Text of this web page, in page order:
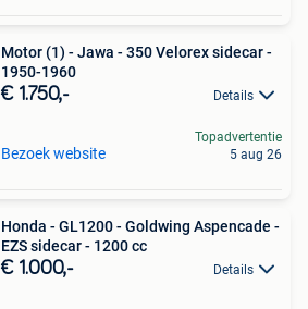
Motor (1) - Jawa - 350 Velorex sidecar -
1950-1960
€ 1.750,- Details
Bezoek website
Topadvertentie
5 aug 26
Honda - GL1200 - Goldwing Aspencade -
EZS sidecar - 1200 cc
€ 1.000,- Details